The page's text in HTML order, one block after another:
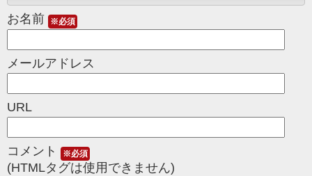
お名前 ※必須
メールアドレス
URL
コメント ※必須
(HTMLタグは使用できません)